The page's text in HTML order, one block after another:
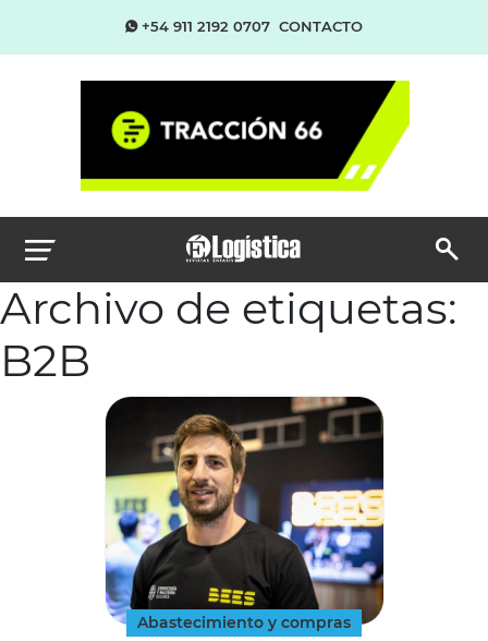
+54 911 2192 0707 CONTACTO
Archivo de etiquetas:
B2B
Abastecimiento y compras